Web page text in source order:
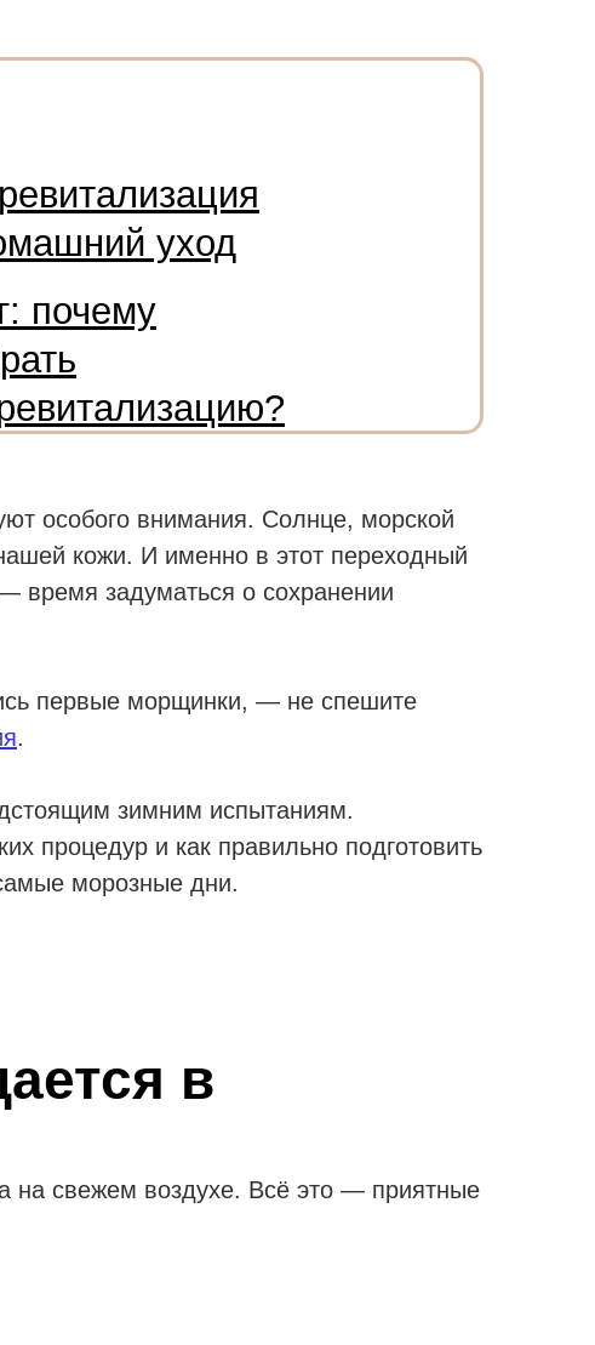
почему
уход
особого внимания. Солнце, морской
кожи. И именно в этот переходный
время задуматься о сохранении
первые морщинки, — не спешите
.
зимним испытаниям.
процедур и как правильно подготовить
морозные дни.
в
на свежем воздухе. Всё это — приятные